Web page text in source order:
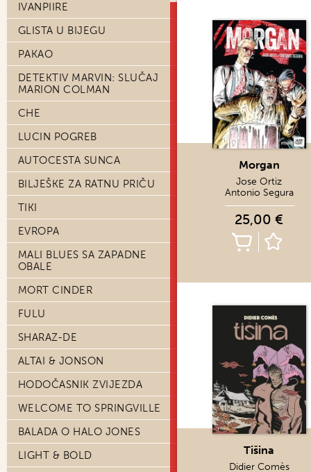
IVANPIIRE
GLISTA U BIJEGU
PAKAO
DETEKTIV MARVIN: SLUČAJ
MARION COLMAN
CHE
LUCIN POGREB
AUTOCESTA SUNCA
BILJEŠKE ZA RATNU PRIČU
TIKI
EVROPA
MALI BLUES SA ZAPADNE
OBALE
MORT CINDER
FULU
SHARAZ-DE
ALTAI & JONSON
HODOČASNIK ZVIJEZDA
WELCOME TO SPRINGVILLE
BALADA O HALO JONES
LIGHT & BOLD
Morgan
Jose Ortiz
Antonio Segura
25,00 €
Tišina
Didier Comès